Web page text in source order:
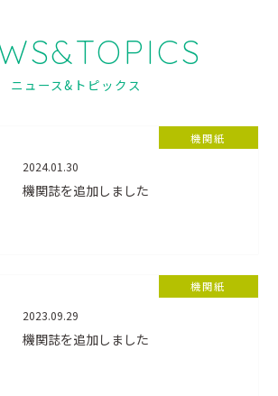
ニュース&トピックス
機関紙
2024.01.30
機関誌を追加しました
機関紙
2023.09.29
機関誌を追加しました